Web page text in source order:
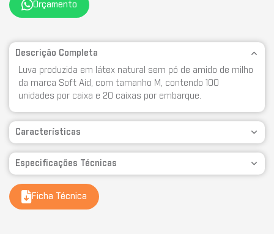
Orçamento
Descrição Completa
Luva produzida em látex natural sem pó de amido de milho
da marca Soft Aid, com tamanho M, contendo 100
unidades por caixa e 20 caixas por embarque.
Características
Especificações Técnicas
Ficha Técnica